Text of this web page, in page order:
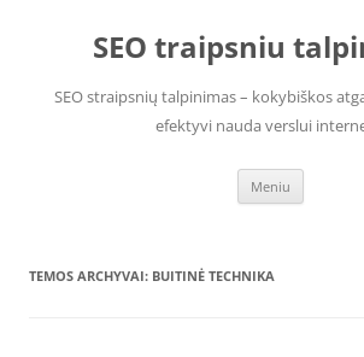
SEO traipsniu
SEO straipsnių talpinimas – kokybiškos
efektyvi nauda verslui
Meniu
TEMOS ARCHYVAI: BUITINĖ TECHNIKA